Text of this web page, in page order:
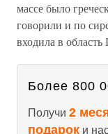
массе было
говорили и по
входила в
Более 800
Получи 2
подарок и